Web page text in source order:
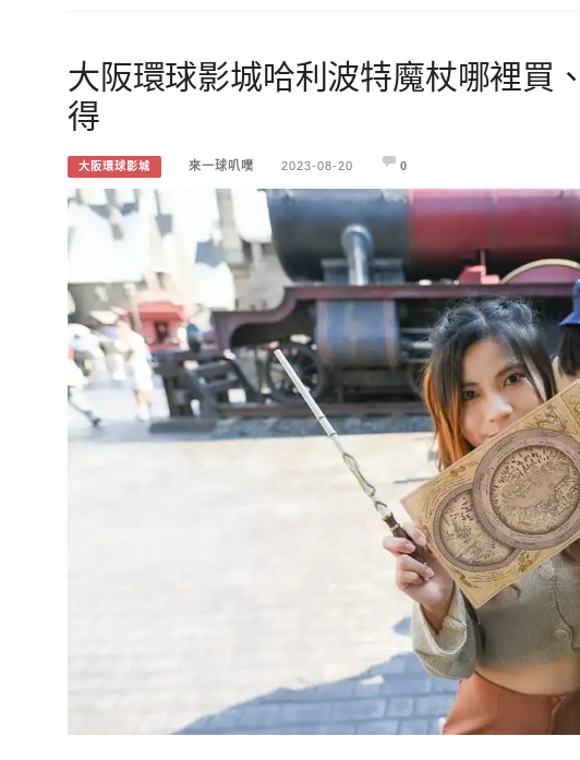
大阪環球影城哈利波特魔杖哪裡買
得
大阪環球影城 來一球叭噗 2023-08-20 0